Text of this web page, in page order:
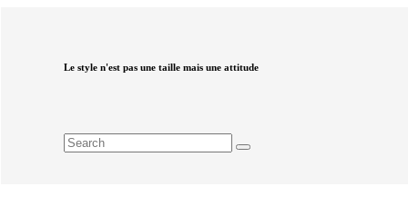
Le style n'est pas une taille mais une attitude